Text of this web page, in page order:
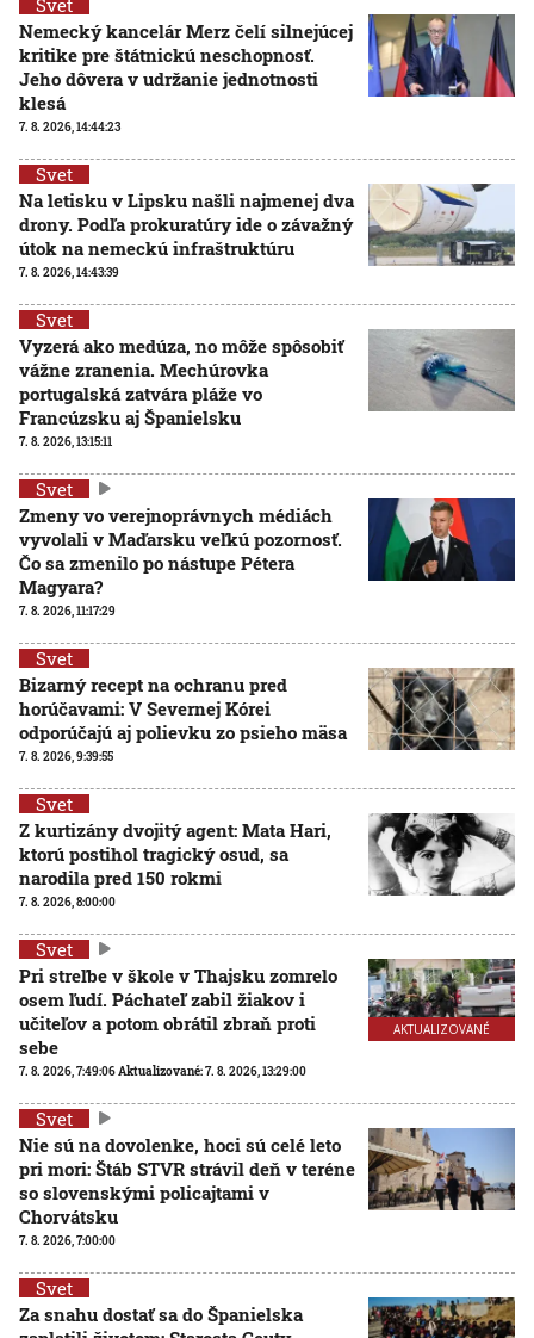
Nemecký kancelár Merz čelí silnejúcej
kritike pre štátnickú neschopnosť.
Jeho dôvera v udržanie jednotnosti
klesá
7. 8. 2026, 14:44:23
Svet
Na letisku v Lipsku našli najmenej dva
drony. Podľa prokuratúry ide o závažný
útok na nemeckú infraštruktúru
7. 8. 2026, 14:43:39
Svet
Vyzerá ako medúza, no môže spôsobiť
vážne zranenia. Mechúrovka
portugalská zatvára pláže vo
Francúzsku aj Španielsku
7. 8. 2026, 13:15:11
Svet
Zmeny vo verejnoprávnych médiách
vyvolali v Maďarsku veľkú pozornosť.
Čo sa zmenilo po nástupe Pétera
Magyara?
7. 8. 2026, 11:17:29
Svet
Bizarný recept na ochranu pred
horúčavami: V Severnej Kórei
odporúčajú aj polievku zo psieho mäsa
7. 8. 2026, 9:39:55
Svet
Z kurtizány dvojitý agent: Mata Hari,
ktorú postihol tragický osud, sa
narodila pred 150 rokmi
7. 8. 2026, 8:00:00
AKTUALIZOVANÉ
Svet
Pri streľbe v škole v Thajsku zomrelo
osem ľudí. Páchateľ zabil žiakov i
učiteľov a potom obrátil zbraň proti
sebe
7. 8. 2026, 7:49:06 Aktualizované:7. 8. 2026, 13:29:00
Svet
Nie sú na dovolenke, hoci sú celé leto
pri mori: Štáb STVR strávil deň v teréne
so slovenskými policajtami v
Chorvátsku
7. 8. 2026, 7:00:00
Svet
Za snahu dostať sa do Španielska